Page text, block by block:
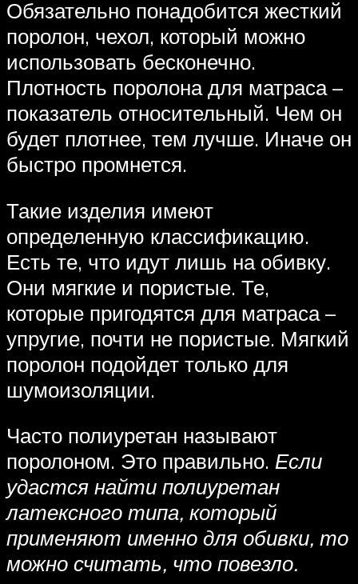
Обязательно понадобится жесткий
поролон, чехол, который можно
использовать бесконечно.
Плотность поролона для матраса –
показатель относительный. Чем он
будет плотнее, тем лучше. Иначе он
быстро промнется.
Такие изделия имеют
определенную классификацию.
Есть те, что идут лишь на обивку.
Они мягкие и пористые. Те,
которые пригодятся для матраса –
упругие, почти не пористые. Мягкий
поролон подойдет только для
шумоизоляции.
Часто полиуретан называют
поролоном. Это правильно. Если
удастся найти полиуретан
латексного типа, который
применяют именно для обивки, то
можно считать, что повезло.